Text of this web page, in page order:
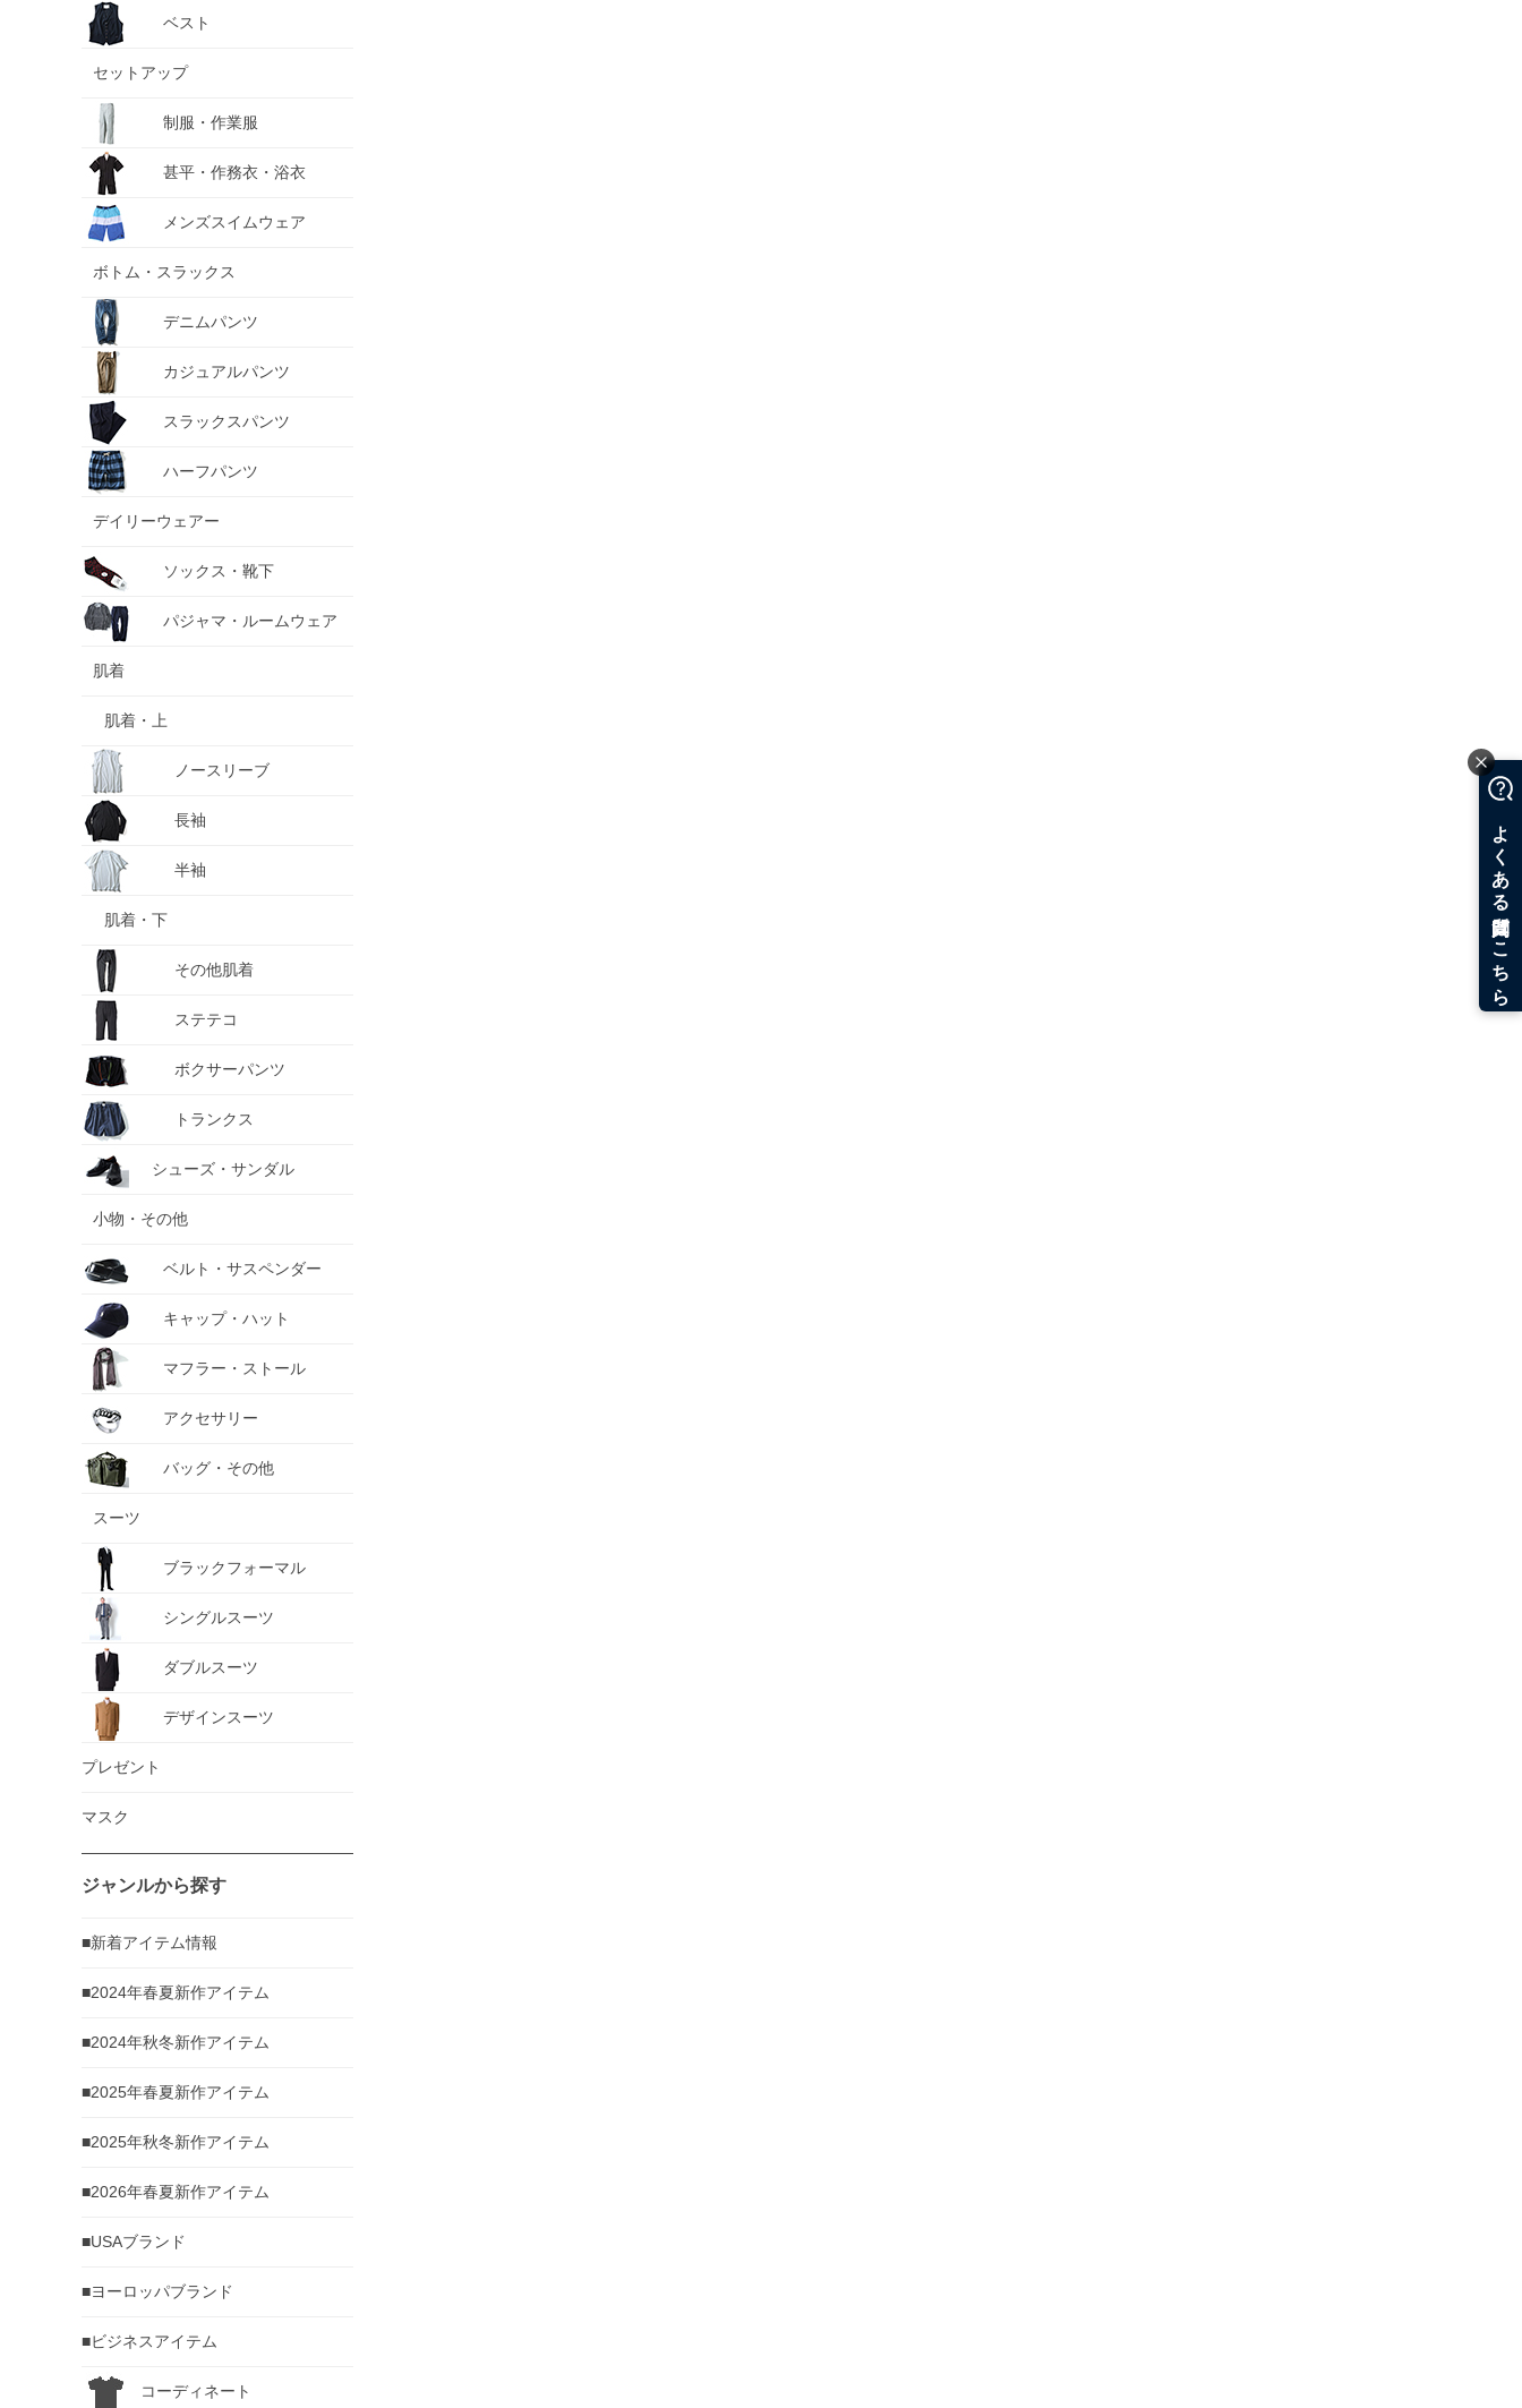
ベスト
セットアップ
制服・作業服
甚平・作務衣・浴衣
メンズスイムウェア
ボトム・スラックス
デニムパンツ
カジュアルパンツ
スラックスパンツ
ハーフパンツ
デイリーウェアー
ソックス・靴下
パジャマ・ルームウェア
肌着
肌着・上
ノースリーブ
長袖
半袖
肌着・下
その他肌着
ステテコ
ボクサーパンツ
トランクス
シューズ・サンダル
小物・その他
ベルト・サスペンダー
キャップ・ハット
マフラー・ストール
アクセサリー
バッグ・その他
スーツ
ブラックフォーマル
シングルスーツ
ダブルスーツ
デザインスーツ
プレゼント
マスク
ジャンルから探す
■新着アイテム情報
■2024年春夏新作アイテム
■2024年秋冬新作アイテム
■2025年春夏新作アイテム
■2025年秋冬新作アイテム
■2026年春夏新作アイテム
■USAブランド
■ヨーロッパブランド
■ビジネスアイテム
コーディネート